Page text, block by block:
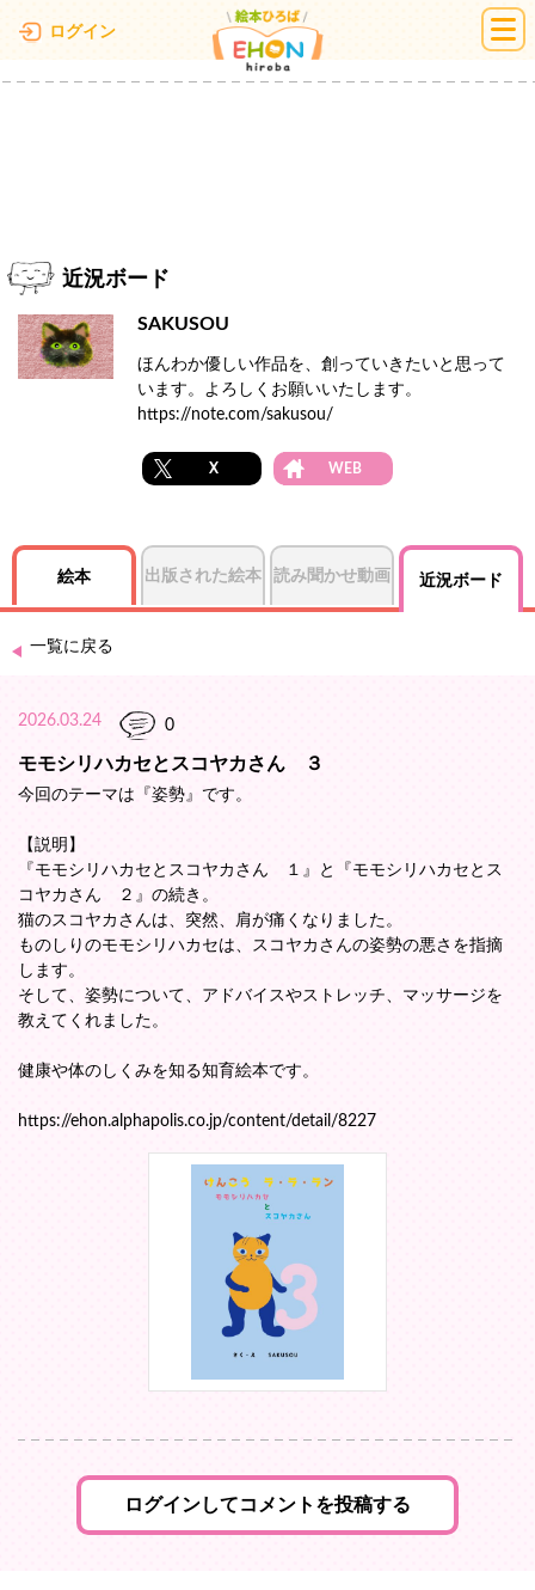
ログイン 絵本ひろば
近況ボード
SAKUSOU
ほんわか優しい作品を、創っていきたいと思って
います。よろしくお願いいたします。
https://note.com/sakusou/
X WEB
絵本 出版された絵本 読み聞かせ動画 近況ボード
一覧に戻る
2026.03.24 0
モモシリハカセとスコヤカさん ３
今回のテーマは『姿勢』です。
【説明】
『モモシリハカセとスコヤカさん １』と『モモシリハカセとス
コヤカさん ２』の続き。
猫のスコヤカさんは、突然、肩が痛くなりました。
ものしりのモモシリハカセは、スコヤカさんの姿勢の悪さを指摘
します。
そして、姿勢について、アドバイスやストレッチ、マッサージを
教えてくれました。
健康や体のしくみを知る知育絵本です。
https://ehon.alphapolis.co.jp/content/detail/8227
ログインしてコメントを投稿する